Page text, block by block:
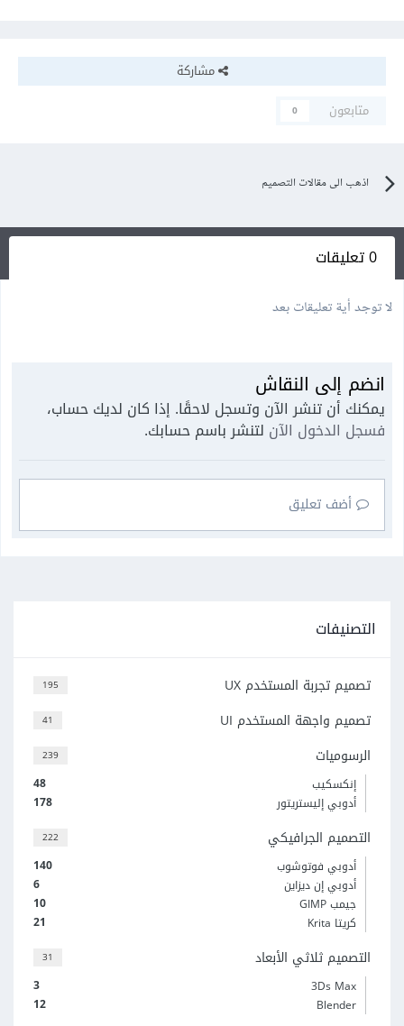
مشاركة
متابعون
0
اذهب الى مقالات التصميم
0 تعليقات
لا توجد أية تعليقات بعد
انضم إلى النقاش
يمكنك أن تنشر الآن وتسجل لاحقًا. إذا كان لديك حساب،
فسجل الدخول الآن لتنشر باسم حسابك.
أضف تعليق
التصنيفات
195 تصميم تجربة المستخدم UX
41 تصميم واجهة المستخدم UI
239 الرسوميات
48
إنكسكيب
178
أدوبي إليستريتور
222 التصميم الجرافيكي
140
أدوبي فوتوشوب
6
أدوبي إن ديزاين
10
جيمب GIMP
21
كريتا Krita
31 التصميم ثلاثي الأبعاد
3
3Ds Max
12
Blender